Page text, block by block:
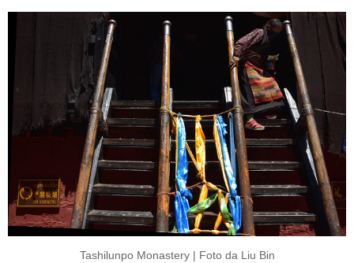
Tashilunpo Monastery | Foto da Liu Bin